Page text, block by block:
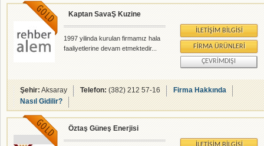
proje ve taahhütlerini
gerçekleştirmiştir.
Kaptan SavaŞ Kuzine
1997 yilinda kurulan firmamız hala
faaliyetlerine devam etmektedir...
İLETIŞIM BILGISI
FIRMA ÜRÜNLERI
ÇEVRIMDIŞI
Şehir:Aksaray Telefon:(382) 212 57-16
Firma Hakkında
Nasıl Gidilir?
Öztaş Güneş Enerjisi